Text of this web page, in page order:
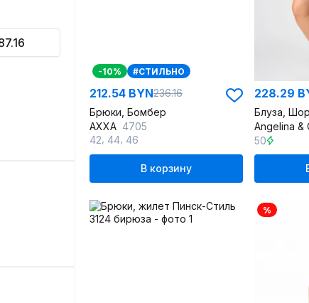
-10% #СТИЛЬНО
212.54 BYN236.16
Брюки, Бомбер
AXXA 4705
42 44 46
В корзину
228.29
Блуза,
Angelina &
50
%